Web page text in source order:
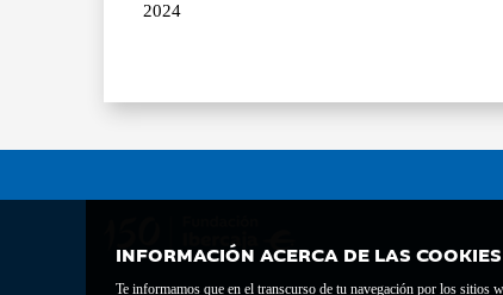
INFORMACIÓN ACERCA DE LAS
Te informamos que en el transcurso de tu navegación por los sitios
2024